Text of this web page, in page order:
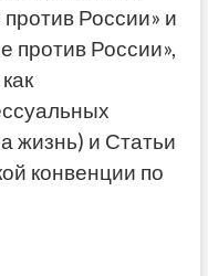
России» и
против России»,
жизнь) и Статьи
конвенции по